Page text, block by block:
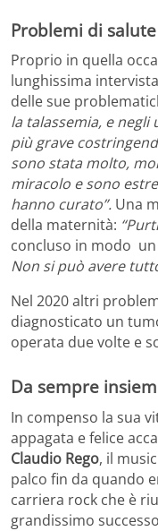
Problemi di
Proprio in quella
lunghissima
delle sue
la talassemia, e
più grave
sono stata molto,
miracolo e sono
hanno curato”. Una
della maternità:
concluso in modo un
Non si può avere
Nel 2020 altri
diagnosticato un
operata due volte e
Da sempre
In compenso la sua
appagata e felice
Claudio Rego, il
palco fin da quando
carriera rock che è
grandissimo